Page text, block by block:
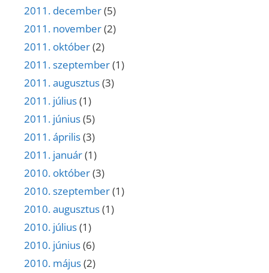
2011. december(5)
2011. november(2)
2011. október(2)
2011. szeptember(1)
2011. augusztus(3)
2011. július(1)
2011. június(5)
2011. április(3)
2011. január(1)
2010. október(3)
2010. szeptember(1)
2010. augusztus(1)
2010. július(1)
2010. június(6)
2010. május(2)